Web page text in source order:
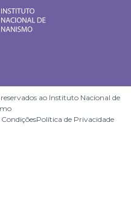
ao Instituto Nacional de
Política de Privacidade